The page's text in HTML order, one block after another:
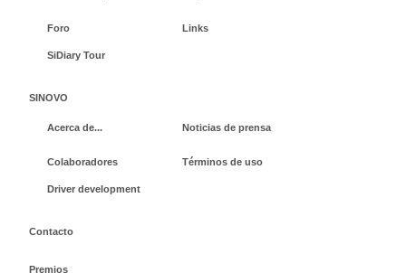
Foro Links
SiDiary Tour
SINOVO
Acerca de... Noticias de prensa
Colaboradores Términos de uso
Driver development
Contacto
Premios